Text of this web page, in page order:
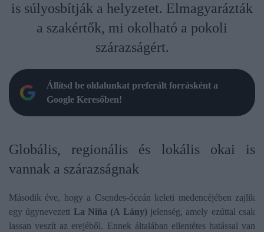
is súlyosbítják a helyzetet. Elmagyarázták
a szakértők, mi okolható a pokoli
szárazságért.
Állítsd be oldalunkat preferált forrásként a
Google Keresőben!
Globális, regionális és lokális okai is
vannak a szárazságnak
Második éve, hogy a Csendes-óceán keleti medencéjében zajlik
egy úgynevezett La Niña (A Lány)jelenség, amely ezúttal csak
lassan veszít az erejéből. Ennek általában ellentétes hatással van